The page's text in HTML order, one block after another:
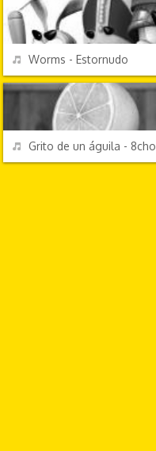
REPRODUCIR
Worms - Estornudo
REPRODUCIR
Grito de un águila - 8cho